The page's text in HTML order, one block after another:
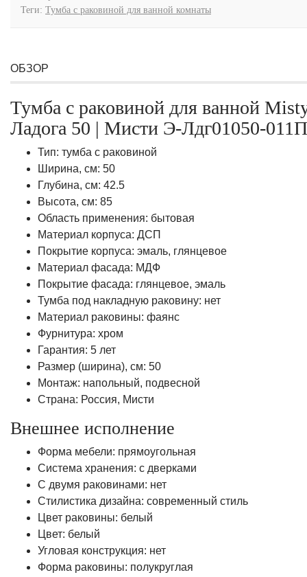
Теги: Тумба с раковиной для ванной комнаты
ОБЗОР
Тумба с раковиной для ванной
Ладога 50 | Мисти Э-Лдг01050-
Тип: тумба с раковиной
Ширина, см: 50
Глубина, см: 42.5
Высота, см: 85
Область применения: бытовая
Материал корпуса: ДСП
Покрытие корпуса: эмаль, глянцевое
Материал фасада: МДФ
Покрытие фасада: глянцевое, эмаль
Тумба под накладную раковину: нет
Материал раковины: фаянс
Фурнитура: хром
Гарантия: 5 лет
Размер (ширина), см: 50
Монтаж: напольный, подвесной
Страна: Россия, Мисти
Внешнее исполнение
Форма мебели: прямоугольная
Система хранения: с дверками
С двумя раковинами: нет
Стилистика дизайна: современный стиль
Цвет раковины: белый
Цвет: белый
Угловая конструкция: нет
Форма раковины: полукруглая